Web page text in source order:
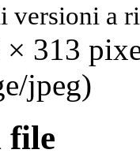
versioni a
× 313
jpeg)
file